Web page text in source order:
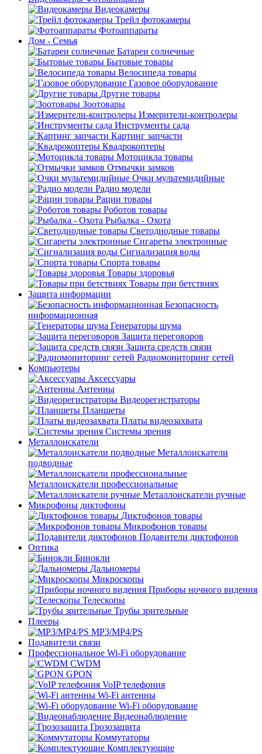
Видеокамеры
Трейл фотокамеры
Фотоаппараты
Дом - Семья
Батареи солнечные
Бытовые товары
Велосипеда товары
Газовое оборудование
Другие товары
Зоотовары
Измерители-контролеры
Инструменты сада
Картинг запчасти
Квадрокоптеры
Мотоцикла товары
Отмычки замков
Очки мультемидийные
Радио модели
Рации товары
Роботов товары
Рыбалка - Охота
Светодиодные товары
Сигареты электронные
Сигнализация воды
Спорта товары
Товары здоровья
Товары при бетствиях
Защита информации
Безопасность
информационная
Генераторы шума
Защита переговоров
Защита средств связи
Радиомониторинг сетей
Компьютеры
Аксессуары
Антенны
Видеорегистраторы
Планшеты
Платы видеозахвата
Системы зрения
Металлоискатели
Металлоискатели
подводные
Металлоискатели профессиональные
Металлоискатели ручные
Микрофоны диктофоны
Диктофонов товары
Микрофонов товары
Подавители диктофонов
Оптика
Бинокли
Дальномеры
Микроскопы
Приборы ночного видения
Телескопы
Трубы зрительные
Плееры
MP3/MP4/PS
Подавители связи
Профессиональное Wi-Fi оборудование
CWDM
GPON
VoIP телефония
Wi-Fi антенны
Wi-Fi оборудование
Видеонаблюдение
Грозозащита
Коммутаторы
Комплектующие